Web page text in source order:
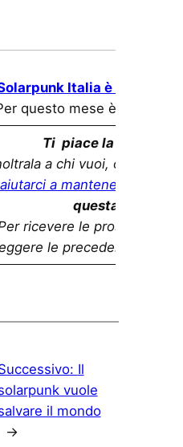
Italia è anche su
questo mese è tutto. A
Ti piace la
a chi vuoi, o parlane
a mantenerla in vita.
questa mail?
ricevere le prossime,
le precedenti:
Il
vuole
il mondo
→